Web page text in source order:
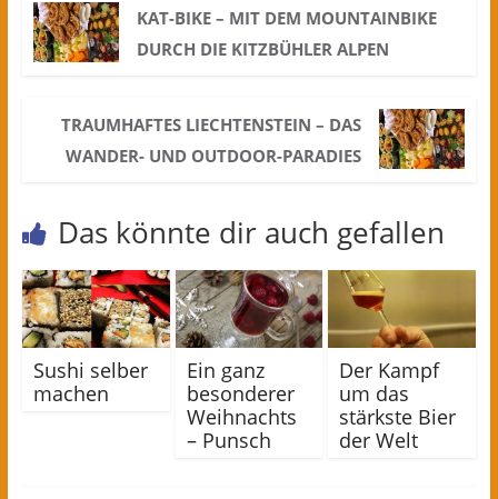
KAT-BIKE – MIT DEM MOUNTAINBIKE
DURCH DIE KITZBÜHLER ALPEN
TRAUMHAFTES LIECHTENSTEIN – DAS
WANDER- UND OUTDOOR-PARADIES
Das könnte dir auch gefallen
Sushi selber
machen
Ein ganz
besonderer
Weihnachts
– Punsch
Der Kampf
um das
stärkste Bier
der Welt